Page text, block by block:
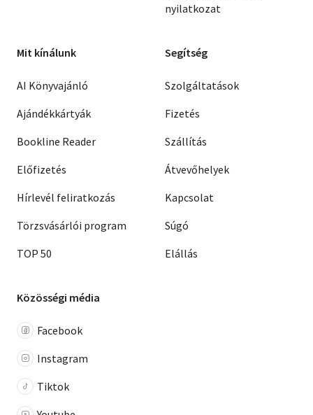
nyilatkozat
Mit kínálunk
AI Könyvajánló
Ajándékkártyák
Bookline Reader
Előfizetés
Hírlevél feliratkozás
Törzsvásárlói program
TOP 50
Segítség
Szolgáltatások
Fizetés
Szállítás
Átvevőhelyek
Kapcsolat
Súgó
Elállás
Közösségi média
Facebook
Instagram
Tiktok